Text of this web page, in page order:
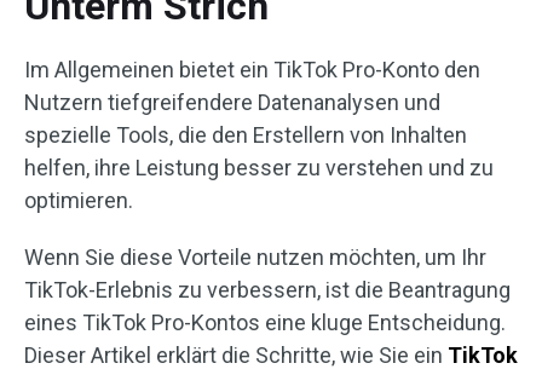
Im Allgemeinen bietet ein TikTok Pro-Konto den
Nutzern tiefgreifendere Datenanalysen und
spezielle Tools, die den Erstellern von Inhalten
helfen, ihre Leistung besser zu verstehen und zu
optimieren.
Wenn Sie diese Vorteile nutzen möchten, um Ihr
TikTok-Erlebnis zu verbessern, ist die Beantragung
eines TikTok Pro-Kontos eine kluge Entscheidung.
Dieser Artikel erklärt die Schritte, wie Sie ein TikTok